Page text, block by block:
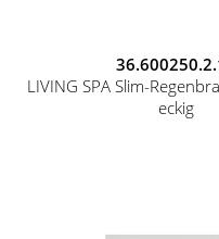
LIVING SPA Slim-
eckig